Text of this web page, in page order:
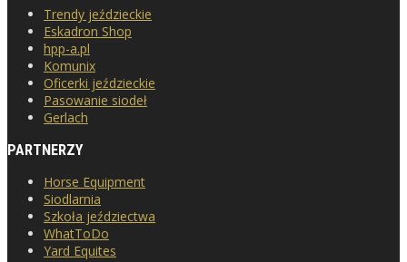
Trendy jeździeckie
Eskadron Shop
hpp-a.pl
Komunix
Oficerki jeździeckie
Pasowanie siodeł
Gerlach
PARTNERZY
Horse Equipment
Siodlarnia
Szkoła jeździectwa
WhatToDo
Yard Equites